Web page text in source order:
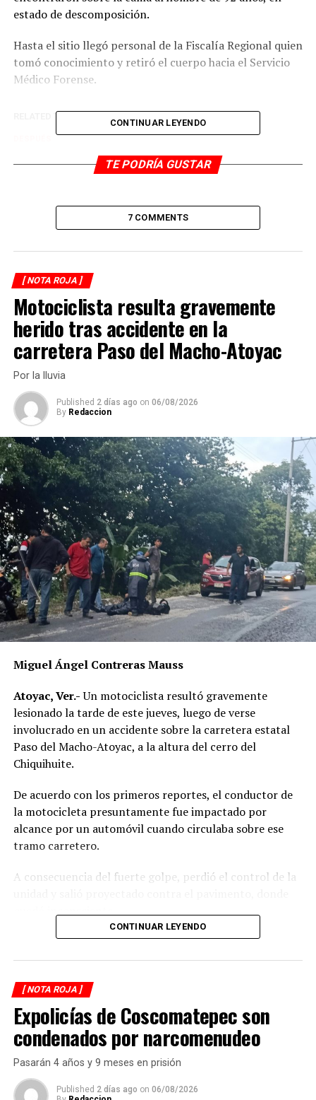
estado de descomposición.
Hasta el sitio llegó personal de la Fiscalía Regional quien
tomó conocimiento y retiró el cuerpo hacia el Servicio
Médico Forense.
RELATED TOPICS:
Aprehende a narcomenudista
CONTINUAR LEYENDO
TE PODRÍA GUSTAR
7 COMMENTS
[ NOTA ROJA ]
Motociclista resulta gravemente
herido tras accidente en la
carretera Paso del Macho-Atoyac
Por la lluvia
Published 2 días ago on 06/08/2026
By Redaccion
Miguel Ángel Contreras Mauss
Atoyac, Ver.-Un motociclista resultó gravemente
lesionado la tarde de este jueves, luego de verse
involucrado en un accidente sobre la carretera estatal
Paso del Macho-Atoyac, a la altura del cerro del
Chiquihuite.
De acuerdo con los primeros reportes, el conductor de
la motocicleta presuntamente fue impactado por
alcance por un automóvil cuando circulaba sobre ese
tramo carretero.
A consecuencia del fuerte golpe, perdió el control de la
Testigos del accidente solicitaron de inmediato el apoyo
de los cuerpos de emergencia al percatarse de que el
asfáltica, mientras otros automovilistas redujeron la
velocidad para evitar otro percance.
Al sitio arribaron paramédicos de Protección Civil de
Atoyac, quienes brindaron los primeros auxilios al
lesionado y, tras estabilizarlo, lo trasladaron de urgencia
a un hospital del municipio de Potrero Nuevo para
CONTINUAR LEYENDO
[ NOTA ROJA ]
Expolicías de Coscomatepec son
condenados por narcomenudeo
Pasarán 4 años y 9 meses en prisión
Published 2 días ago on 06/08/2026